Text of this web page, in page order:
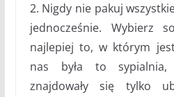
2. Nigdy nie pakuj
jednocześnie. Wybierz
najlepiej to, w którym
nas była to
znajdowały się tylko